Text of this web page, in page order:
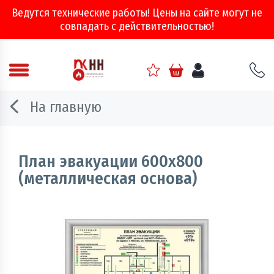
Ведутся технические работы! Цены на сайте могут не
совпадать с действительностью!
Аварийно - спасательное оборудование
Двери, ворота и люки противопожарные
Информационно-справочная литература
Огнебиозащитные составы
Огнетушители
На главную
План эвакуации 600х800
(металлическая основа)